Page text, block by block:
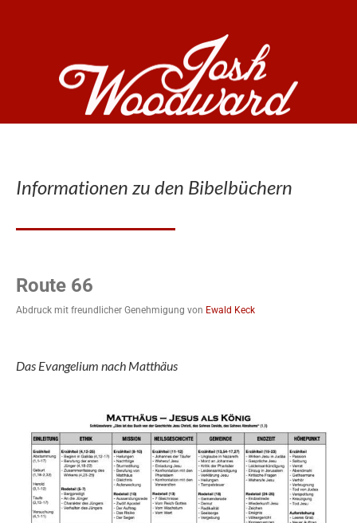
Informationen zu den Bibelbüchern
Route 66
Abdruck mit freundlicher Genehmigung von Ewald Keck
Das Evangelium nach Matthäus